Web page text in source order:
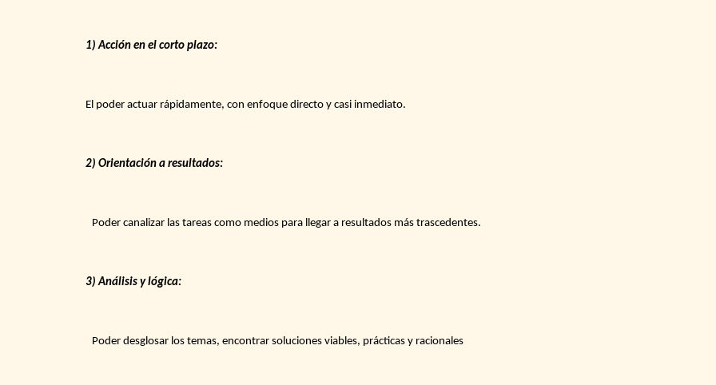
1) Acción en el corto plazo:
El poder actuar rápidamente, con enfoque directo y casi inmediato.
2) Orientación a resultados:
Poder canalizar las tareas como medios para llegar a resultados más trascedentes.
3) Análisis y lógica:
Poder desglosar los temas, encontrar soluciones viables, prácticas y racionales